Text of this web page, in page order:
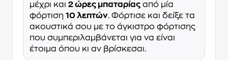
μέχρι και 2 ώρες μπαταρίας από μία
φόρτιση 10 λεπτών. Φόρτισε και δείξε τα
ακουστικά σου με το άγκιστρο φόρτισης
που συμπεριλαμβάνεται για να είναι
έτοιμα όπου κι αν βρίσκεσαι.